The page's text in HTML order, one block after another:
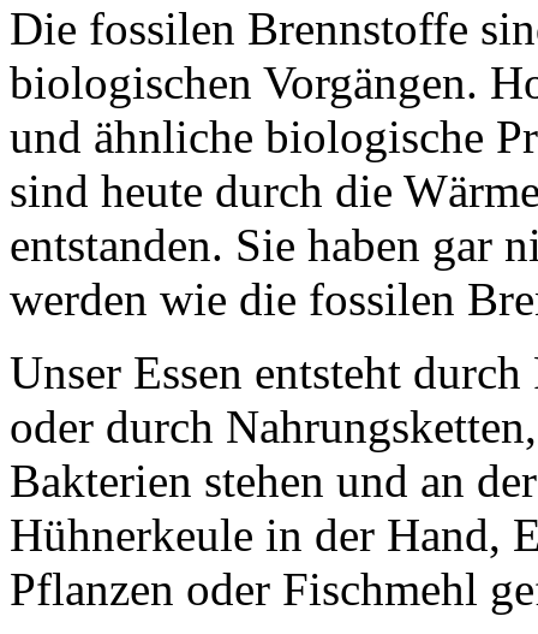
Die fossilen Brennstoffe
biologischen Vorgängen.
und ähnliche biologische
sind heute durch die
entstanden. Sie haben gar
werden wie die fossilen
Unser Essen entsteht
oder durch
Bakterien stehen und an
Hühnerkeule in der Hand,
Pflanzen oder Fischmehl